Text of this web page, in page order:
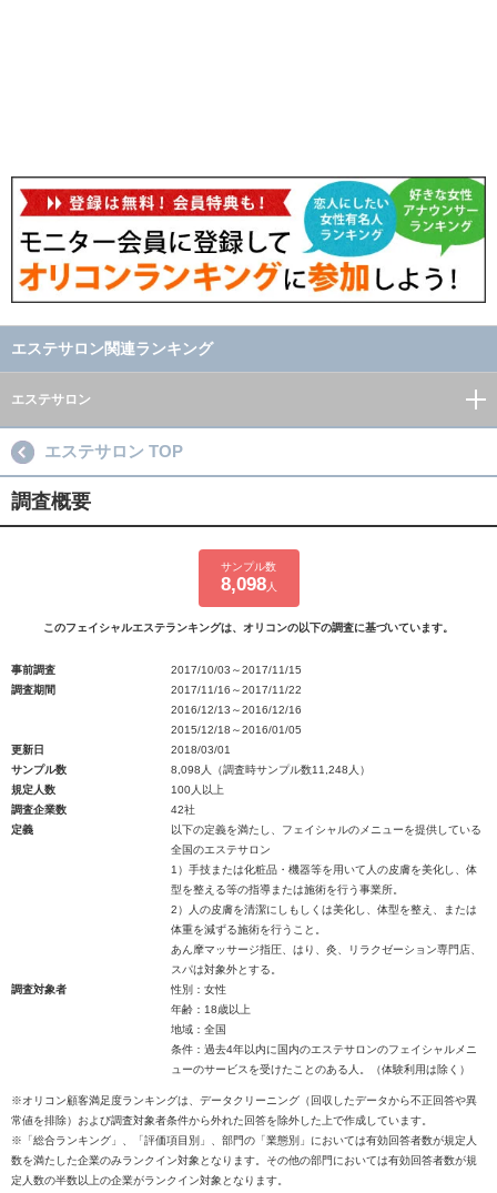
エステサロン関連ランキング
エステサロン
エステサロン TOP
調査概要
サンプル数
8,098人
このフェイシャルエステランキングは、オリコンの以下の調査に基づいています。
事前調査
2017/10/03～2017/11/15
調査期間
2017/11/16～2017/11/22
2016/12/13～2016/12/16
2015/12/18～2016/01/05
更新日
2018/03/01
サンプル数
8,098人（調査時サンプル数11,248人）
規定人数
100人以上
調査企業数
42社
定義
以下の定義を満たし、フェイシャルのメニューを提供している
全国のエステサロン
1）手技または化粧品・機器等を用いて人の皮膚を美化し、体
型を整える等の指導または施術を行う事業所。
2）人の皮膚を清潔にしもしくは美化し、体型を整え、または
体重を減ずる施術を行うこと。
あん摩マッサージ指圧、はり、灸、リラクゼーション専門店、
スパは対象外とする。
調査対象者
性別：女性
年齢：18歳以上
地域：全国
条件：過去4年以内に国内のエステサロンのフェイシャルメニ
ューのサービスを受けたことのある人。（体験利用は除く）
※オリコン顧客満足度ランキングは、データクリーニング（回収したデータから不正回答や異
常値を排除）および調査対象者条件から外れた回答を除外した上で作成しています。
※「総合ランキング」、「評価項目別」、部門の「業態別」においては有効回答者数が規定人
数を満たした企業のみランクイン対象となります。その他の部門においては有効回答者数が規
定人数の半数以上の企業がランクイン対象となります。